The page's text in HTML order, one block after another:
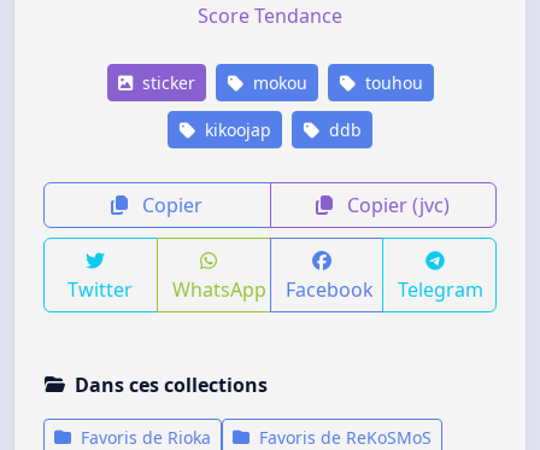
Score Tendance
sticker mokou touhou
kikoojap ddb
Copier Copier (jvc)
Twitter WhatsApp Facebook Telegram
Dans ces collections
Favoris de Rioka Favoris de ReKoSMoS